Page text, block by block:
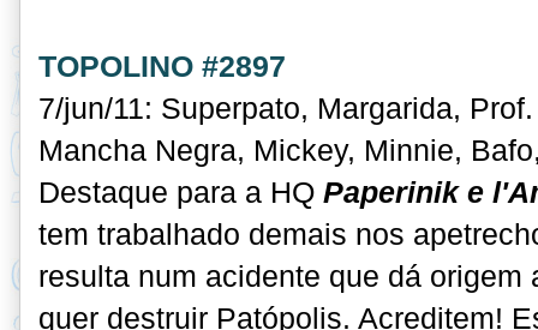
TOPOLINO #2897
7/jun/11: Superpato, Margarida,
Mancha Negra, Mickey, Minnie,
Destaque para a HQ Paperinik e
tem trabalhado demais nos
resulta num acidente que dá
quer destruir Patópolis. Acreditem!